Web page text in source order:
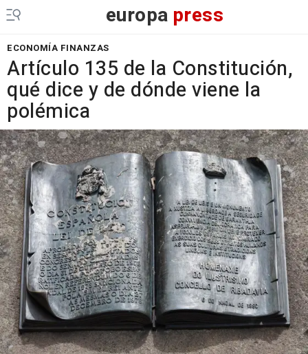
europa press
ECONOMÍA FINANZAS
Artículo 135 de la Constitución,
qué dice y de dónde viene la
polémica